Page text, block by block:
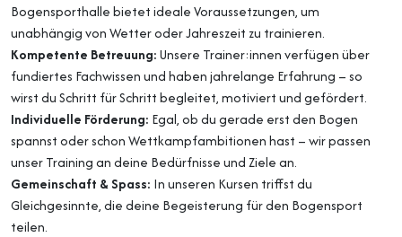
Bogensporthalle bietet ideale Voraussetzungen, um
unabhängig von Wetter oder Jahreszeit zu trainieren.
Kompetente Betreuung:Unsere Trainer:innen verfügen über
fundiertes Fachwissen und haben jahrelange Erfahrung – so
wirst du Schritt für Schritt begleitet, motiviert und gefördert.
Individuelle Förderung: Egal, ob du gerade erst den Bogen
spannst oder schon Wettkampfambitionen hast – wir passen
unser Training an deine Bedürfnisse und Ziele an.
Gemeinschaft & Spass: In unseren Kursen triffst du
Gleichgesinnte, die deine Begeisterung für den Bogensport
teilen.